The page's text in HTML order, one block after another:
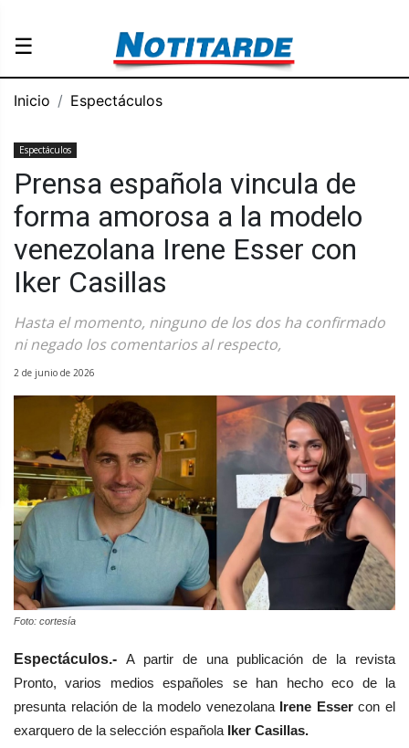
☰
Inicio Espectáculos
Espectáculos
Prensa española vincula de
forma amorosa a la modelo
venezolana Irene Esser con
Iker Casillas
Hasta el momento, ninguno de los dos ha confirmado
ni negado los comentarios al respecto,
2 de junio de 2026
Foto: cortesía
Espectáculos.- A partir de una publicación de la revista
Pronto, varios medios españoles se han hecho eco de la
presunta relación de la modelo venezolanaIrene Essercon el
exarquero de la selección española Iker Casillas.